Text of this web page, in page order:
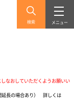
検索 メニュー
なおしていただくようお願いい
長の場合あり） 詳しくは